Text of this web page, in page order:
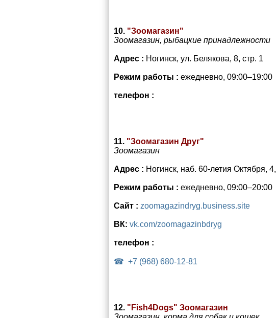
10. "Зоомагазин"
Зоомагазин, рыбацкие принадлежности
Адрес : Ногинск, ул. Белякова, 8, стр. 1
Режим работы : ежедневно, 09:00–19:00
телефон :
11. "Зоомагазин Друг"
Зоомагазин
Адрес : Ногинск, наб. 60-летия Октября, 4,
Режим работы : ежедневно, 09:00–20:00
Сайт : zoomagazindryg.business.site
ВК: vk.com/zoomagazinbdryg
телефон :
+7 (968) 680-12-81
12. "Fish4Dogs" Зоомагазин